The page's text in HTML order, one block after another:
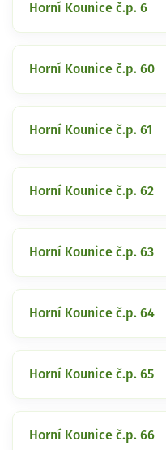
Horní Kounice č.p. 6
Horní Kounice č.p. 60
Horní Kounice č.p. 61
Horní Kounice č.p. 62
Horní Kounice č.p. 63
Horní Kounice č.p. 64
Horní Kounice č.p. 65
Horní Kounice č.p. 66